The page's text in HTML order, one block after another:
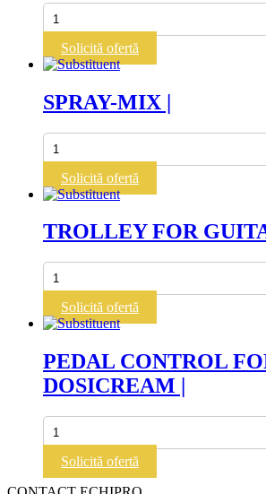
Cantitate
STERGATOR
GEAM
INOX
Solicită ofertă
SPRAY-MIX |
Cantitate
SPRAY-
MIX
|
Solicită ofertă
TROLLEY FOR
Cantitate
TROLLEY
FOR
GUITAR
|
Solicită ofertă
PEDAL CONTROL
DOSICREAM |
Cantitate
PEDAL
CONTROL
FOR
DOSICREAM
Solicită ofertă